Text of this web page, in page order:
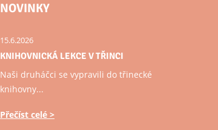
NOVINKY
15.6.2026
KNIHOVNICKÁ LEKCE V TŘINCI
Naši druháčci se vypravili do třinecké
knihovny...
Přečíst celé